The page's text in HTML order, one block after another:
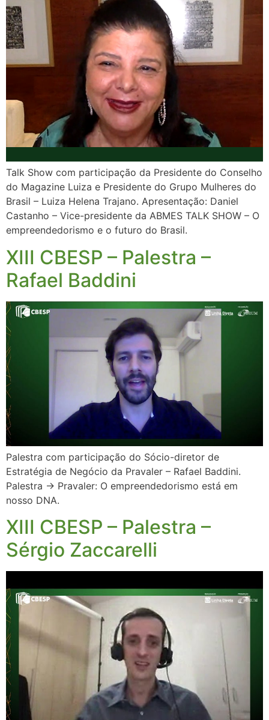
Talk Show com participação da Presidente do Conselho
do Magazine Luiza e Presidente do Grupo Mulheres do
Brasil – Luiza Helena Trajano. Apresentação: Daniel
Castanho – Vice-presidente da ABMES TALK SHOW – O
empreendedorismo e o futuro do Brasil.
XIII CBESP – Palestra –
Rafael Baddini
Palestra com participação do Sócio-diretor de
Estratégia de Negócio da Pravaler – Rafael Baddini.
Palestra → Pravaler: O empreendedorismo está em
nosso DNA.
XIII CBESP – Palestra –
Sérgio Zaccarelli